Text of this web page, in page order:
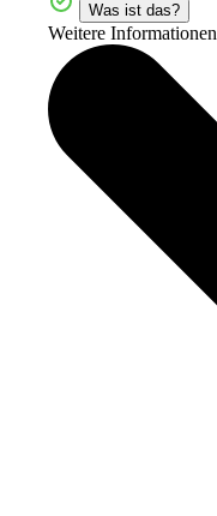
Was ist das?
Weitere Informationen